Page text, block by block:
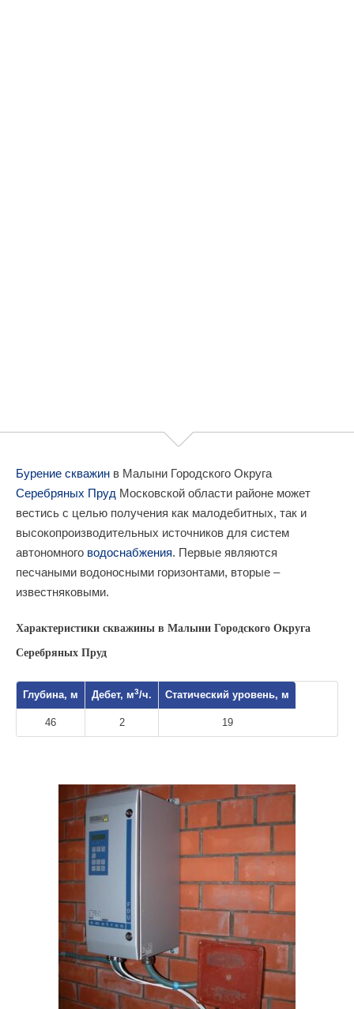
Бурение скважин в Малыни Городского Округа
Серебряных Пруд Московской области районе может
вестись с целью получения как малодебитных, так и
высокопроизводительных источников для систем
автономного водоснабжения. Первые являются
песчаными водоносными горизонтами, вторые –
известняковыми.
Характеристики скважины в Малыни Городского Округа
Серебряных Пруд
Глубина, м Дебет, м3/ч. Статический уровень, м
46 2 19